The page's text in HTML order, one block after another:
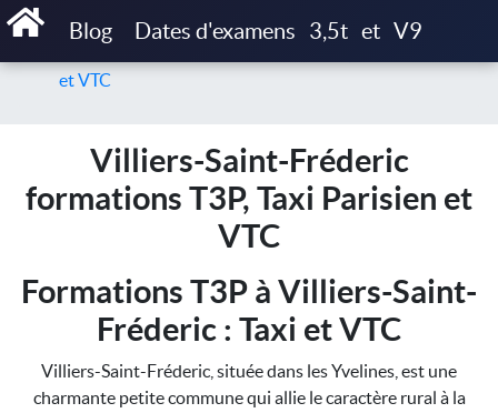
Blog Dates d'examens 3,5t et V9
Accueil
et VTC
Villiers-Saint-Fréderic
formations T3P, Taxi Parisien et
VTC
Formations T3P à Villiers-Saint-
Fréderic : Taxi et VTC
Villiers-Saint-Fréderic, située dans les Yvelines, est une
charmante petite commune qui allie le caractère rural à la